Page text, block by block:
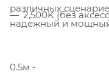
различных
надежный и мощный
2,500K (без
0.5м -